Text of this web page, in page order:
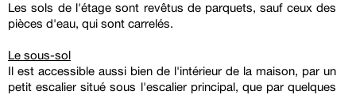
Les sols de l'étage sont revêtus de parquets, sauf ceux des
pièces d'eau, qui sont carrelés.
Le sous-sol
Il est accessible aussi bien de l'intérieur de la maison, par un
petit escalier situé sous l'escalier principal, que par quelques